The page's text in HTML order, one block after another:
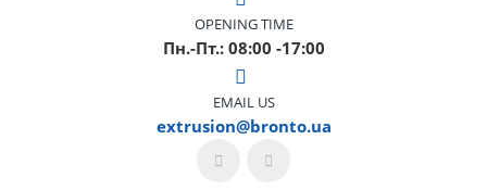
OPENING TIME
Пн.-Пт.: 08:00 -17:00
EMAIL US
extrusion@bronto.ua